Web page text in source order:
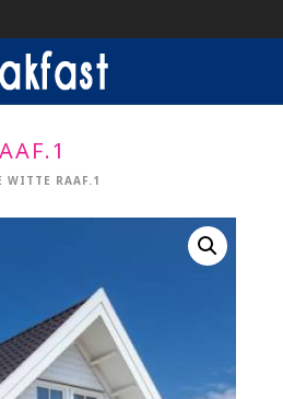
WITTE RAAF.1